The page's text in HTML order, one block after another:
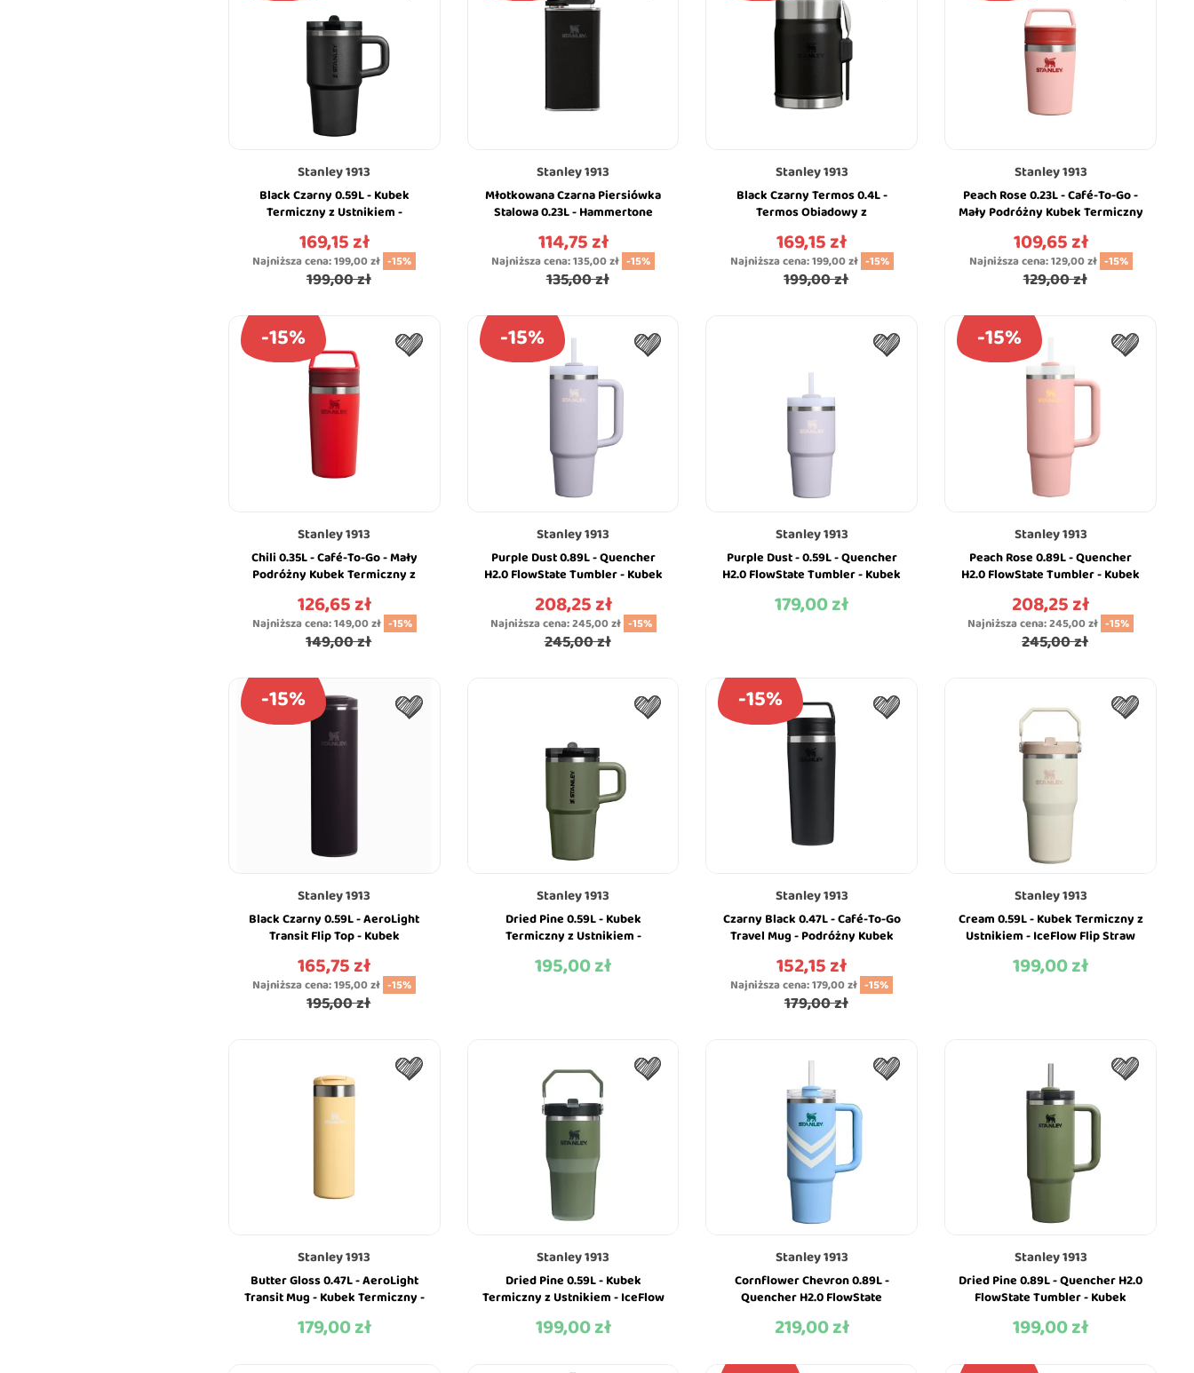
Stanley 1913
Black Czarny 0.59L - Kubek
Termiczny z Ustnikiem -
Tumbler - Stanley
Cena
169,15 zł
Najniższa cena:199,00 zł -15%
199,00 zł
Stanley 1913
Młotkowana Czarna Piersiówka
Stalowa 0.23L - Hammertone
Cena
114,75 zł
Najniższa cena:135,00 zł -15%
135,00 zł
Stanley 1913
Black Czarny Termos 0.4L -
Termos Obiadowy z
Cena
169,15 zł
Najniższa cena:199,00 zł -15%
199,00 zł
Stanley 1913
Peach Rose 0.23L - Café-To-Go -
Mały Podróżny Kubek Termiczny
Cena
109,65 zł
Najniższa cena:129,00 zł -15%
129,00 zł
Stanley 1913
Chili 0.35L - Café-To-Go - Mały
Podróżny Kubek Termiczny z
Cena
126,65 zł
Najniższa cena:149,00 zł -15%
149,00 zł
-15%
Stanley 1913
Purple Dust 0.89L - Quencher
H2.0 FlowState Tumbler - Kubek
Cena
208,25 zł
Najniższa cena:245,00 zł -15%
245,00 zł
-15%
Stanley 1913
Purple Dust - 0.59L - Quencher
H2.0 FlowState Tumbler - Kubek
Cena
179,00 zł
Stanley 1913
Peach Rose 0.89L - Quencher
H2.0 FlowState Tumbler - Kubek
Cena
208,25 zł
Najniższa cena:245,00 zł -15%
245,00 zł
-15%
Stanley 1913
Black Czarny 0.59L - AeroLight
Transit Flip Top - Kubek
Cena
165,75 zł
Najniższa cena:195,00 zł -15%
195,00 zł
-15%
Stanley 1913
Dried Pine 0.59L - Kubek
Termiczny z Ustnikiem -
Stanley
Cena
195,00 zł
Stanley 1913
Czarny Black 0.47L - Café-To-Go
Travel Mug - Podróżny Kubek
Cena
152,15 zł
Najniższa cena:179,00 zł -15%
179,00 zł
-15%
Stanley 1913
Cream 0.59L - Kubek Termiczny z
Ustnikiem - IceFlow Flip Straw
Cena
199,00 zł
Stanley 1913
Butter Gloss 0.47L - AeroLight
Transit Mug - Kubek Termiczny -
Cena
179,00 zł
Stanley 1913
Dried Pine 0.59L - Kubek
Termiczny z Ustnikiem - IceFlow
Cena
199,00 zł
Stanley 1913
Cornflower Chevron 0.89L -
Quencher H2.0 FlowState
Stanley
Cena
219,00 zł
Stanley 1913
Dried Pine 0.89L - Quencher H2.0
FlowState Tumbler - Kubek
Cena
199,00 zł